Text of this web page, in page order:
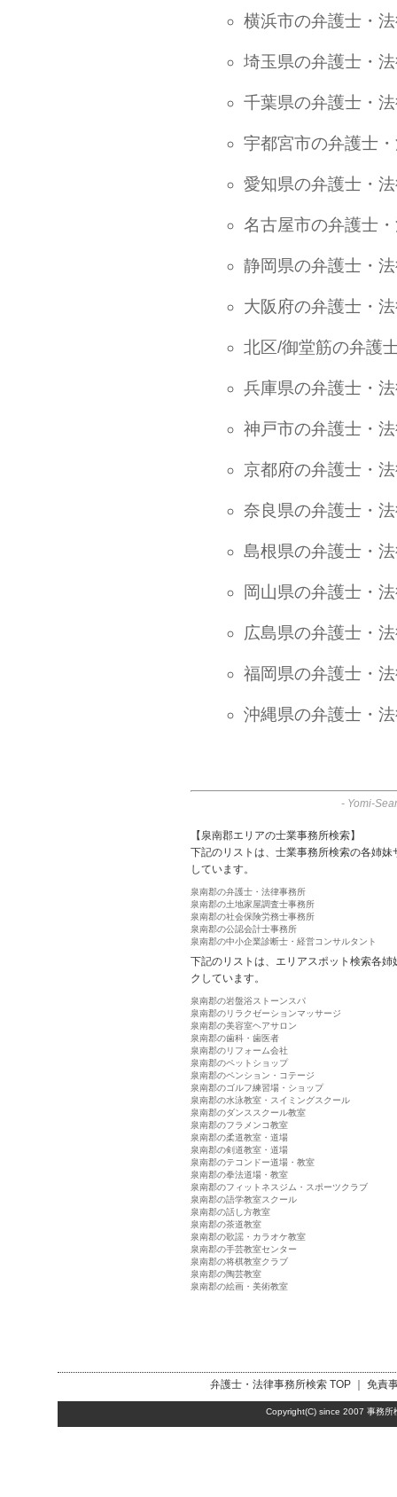
横浜市の弁護士・
埼玉県の弁護士・
千葉県の弁護士・
宇都宮市の弁護士
愛知県の弁護士・
名古屋市の弁護士
静岡県の弁護士・
大阪府の弁護士・
北区/御堂筋の弁護
兵庫県の弁護士・
神戸市の弁護士・
京都府の弁護士・
奈良県の弁護士・
島根県の弁護士・
岡山県の弁護士・
広島県の弁護士・
福岡県の弁護士・
沖縄県の弁護士・
- Yomi-
【泉南郡エリアの士業事務所検索】
下記のリストは、士業事務所検索の各姉
しています。
泉南郡の弁護士・法律事務所
泉南郡の土地家屋調査士事務所
泉南郡の社会保険労務士事務所
泉南郡の公認会計士事務所
泉南郡の中小企業診断士・経営コンサルタント
下記のリストは、エリアスポット検索各
クしています。
泉南郡の岩盤浴ストーンスパ
泉南郡のリラクゼーションマッサージ
泉南郡の美容室ヘアサロン
泉南郡の歯科・歯医者
泉南郡のリフォーム会社
泉南郡のペットショップ
泉南郡のペンション・コテージ
泉南郡のゴルフ練習場・ショップ
泉南郡の水泳教室・スイミングスクール
泉南郡のダンススクール教室
泉南郡のフラメンコ教室
泉南郡の柔道教室・道場
泉南郡の剣道教室・道場
泉南郡のテコンドー道場・教室
泉南郡の拳法道場・教室
泉南郡のフィットネスジム・スポーツクラブ
泉南郡の語学教室スクール
泉南郡の話し方教室
泉南郡の茶道教室
泉南郡の歌謡・カラオケ教室
泉南郡の手芸教室センター
泉南郡の将棋教室クラブ
泉南郡の陶芸教室
泉南郡の絵画・美術教室
弁護士・法律事務所検索TOP ｜ 免責
Copyright(C) since 2007 事務所